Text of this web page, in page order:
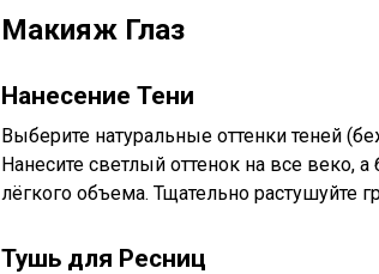
Макияж Глаз
Нанесение Тени
Выберите натуральные оттенки теней
Нанесите светлый оттенок на все веко,
лёгкого объема. Тщательно растушуйте
Тушь для Ресниц